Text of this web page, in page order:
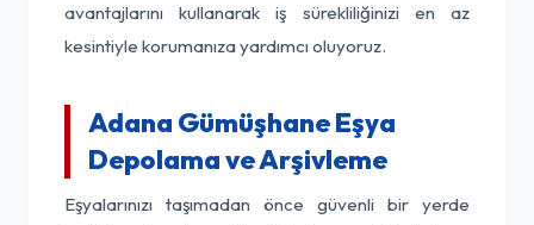
avantajlarını kullanarak iş sürekliliğinizi en az
kesintiyle korumanıza yardımcı oluyoruz.
Adana Gümüşhane Eşya
Depolama ve Arşivleme
Eşyalarınızı taşımadan önce güvenli bir yerde